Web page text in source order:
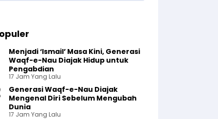
Menjadi ‘Ismail’ Masa Kini, Generasi
Waqf-e-Nau Diajak Hidup untuk
Pengabdian
17 Jam Yang Lalu
Generasi Waqf-e-Nau Diajak
Mengenal Diri Sebelum Mengubah
Dunia
17 Jam Yang Lalu